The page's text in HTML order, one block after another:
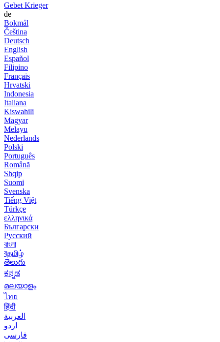
Gebet Krieger
de
Bokmål
Čeština
Deutsch
English
Español
Filipino
Français
Hrvatski
Indonesia
Italiana
Kiswahili
Magyar
Melayu
Nederlands
Polski
Português
Română
Shqip
Suomi
Svenska
Tiếng Việt
Türkçe
ελληνικά
Български
Русский
বাংলা
বதமிழ்
తెలుగు
ಕನ್ನಡ
മലയാളം
ไทย
हिंदी
العربية
اردو
فارسی